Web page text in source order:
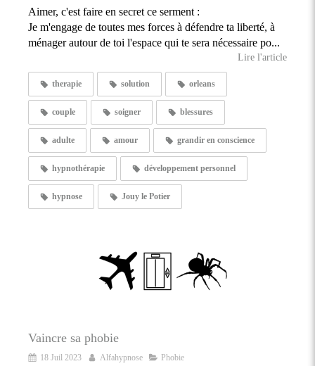
Aimer, c'est faire en secret ce serment :
Je m'engage de toutes mes forces à défendre ta liberté, à
ménager autour de toi l'espace qui te sera nécessaire po...
Lire l'article
therapie solution orleans
couple soigner blessures
adulte amour grandir en conscience
hypnothérapie développement personnel
hypnose Jouy le Potier
Vaincre sa phobie
18 Juil 2023 Alfahypnose Phobie